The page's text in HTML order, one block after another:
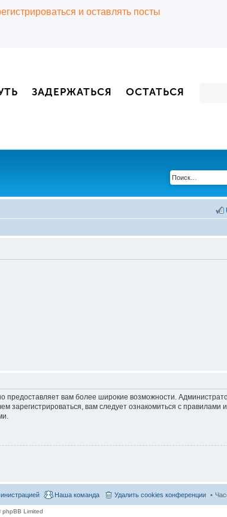
и оставлять посты
ЗАДЕРЖАТЬСЯ ОСТАТЬСЯ
предоставляет вам более широкие возможности.
зарегистрироваться, вам следует ознакомиться с правилами
Удалить cookies конференции
Наша команда
Limited